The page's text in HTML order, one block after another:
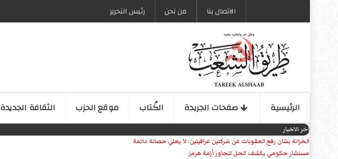
الاتصال بنا من نحن رئیس التحریر
الرئیسیة صفحات الجریدة الكُتاب موقع الحزب الثقافة الجدیدة
اخر الاخبار
الخزانة بشان رفع العقوبات عن شركتين عراقيتين: لا يعني حصانة دائمة
مستشار حكومي يكشف الحل لتجاوز أزمة هرمز